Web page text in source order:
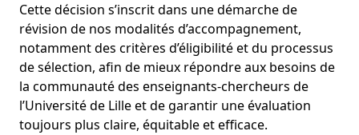
Cette décision s’inscrit dans une démarche de
révision de nos modalités d’accompagnement,
notamment des critères d’éligibilité et du processus
de sélection, afin de mieux répondre aux besoins de
la communauté des enseignants-chercheurs de
l’Université de Lille et de garantir une évaluation
toujours plus claire, équitable et efficace.